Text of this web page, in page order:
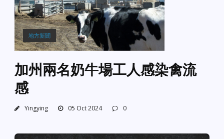
地方新聞
加州兩名奶牛場工人感染禽流
感
Yingying 05 Oct 2024 0